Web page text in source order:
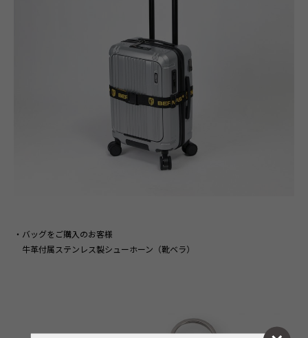
・バッグをご購入のお客様
牛革付属ステンレス製シューホーン（靴ベラ）